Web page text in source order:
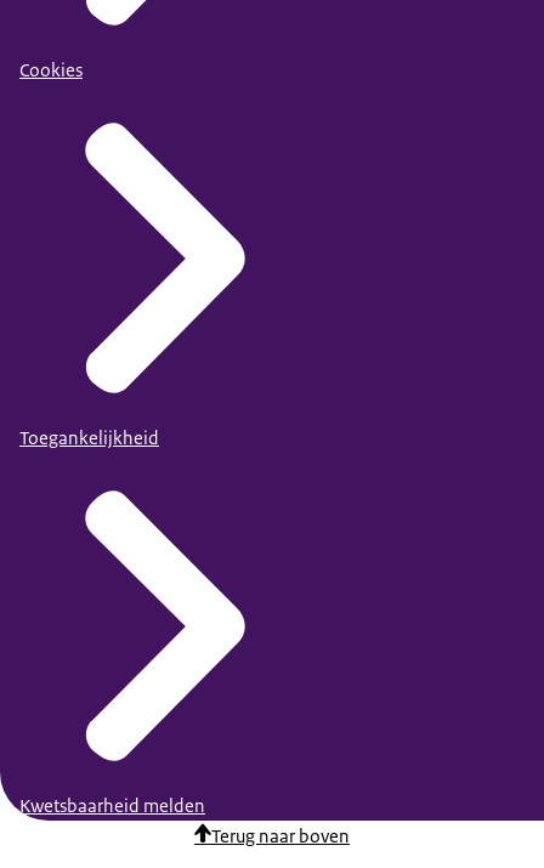
Cookies
Toegankelijkheid
Kwetsbaarheid melden
Terug naar boven